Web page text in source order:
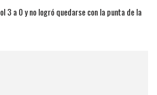
3 a 0 y no logró quedarse con la punta de la